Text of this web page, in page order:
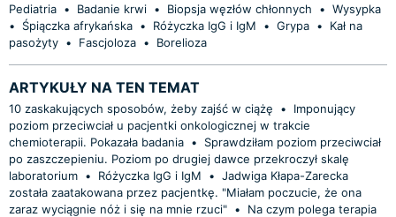
Pediatria • Badanie krwi • Biopsja węzłów chłonnych • Wysypka
•
Śpiączka afrykańska • Różyczka IgG i IgM • Grypa •
Kał na
pasożyty • Fascjoloza • Borelioza
ARTYKUŁY NA TEN TEMAT
10 zaskakujących sposobów, żeby zajść w ciążę •
Imponujący
poziom przeciwciał u pacjentki onkologicznej w trakcie
chemioterapii. Pokazała badania •
Sprawdziłam poziom przeciwciał
po zaszczepieniu. Poziom po drugiej dawce przekroczył skalę
laboratorium • Różyczka IgG i IgM • Jadwiga Kłapa-Zarecka
została zaatakowana przez pacjentkę. "Miałam poczucie, że ona
zaraz wyciągnie nóż i się na mnie rzuci" •
Na czym polega terapia